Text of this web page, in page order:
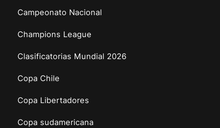
Campeonato Nacional
Champions League
Clasificatorias Mundial 2026
Copa Chile
Copa Libertadores
Copa sudamericana